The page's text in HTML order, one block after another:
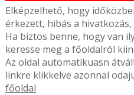
Elképzelhető, hogy
érkezett, hibás a
Ha biztos benne, hogy van
keresse meg a főoldalról
Az oldal automatikuasn
linkre klikkelve azonnal
főoldal